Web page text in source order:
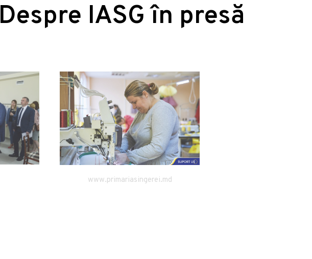
Despre IASG în presă
www.primariasingerei.md